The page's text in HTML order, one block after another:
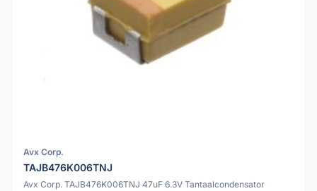
Avx Corp.
TAJB476K006TNJ
Avx Corp. TAJB476K006TNJ 47uF 6.3V Tantaalcondensator